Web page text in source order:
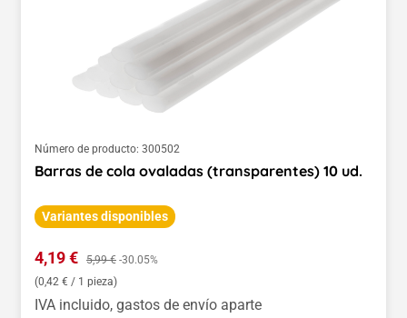
Número de producto: 300502
Barras de cola ovaladas (transparentes) 10 ud.
Variantes disponibles
Precio de venta:
4,19 € Precio normal:
5,99 € -30.05%
(0,42 € / 1 pieza)
IVA incluido, gastos de envío aparte